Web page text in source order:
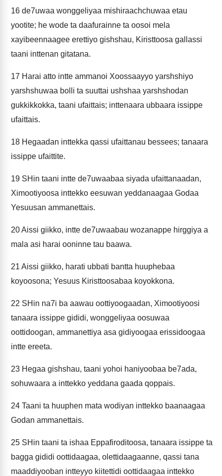
16 de7uwaa wonggeliyaa mishiraachchuwaa etau
yootite; he wode ta daafurainne ta oosoi mela
xayibeennaagee erettiyo gishshau, Kiristtoosa gallassi
taani inttenan gitatana.
17 Harai atto intte ammanoi Xoossaayyo yarshshiyo
yarshshuwaa bolli ta suuttai ushshaa yarshshodan
gukkikkokka, taani ufaittais; inttenaara ubbaara issippe
ufaittais.
18 Hegaadan inttekka qassi ufaittanau bessees; tanaara
issippe ufaittite.
19 SHin taani intte de7uwaabaa siyada ufaittanaadan,
Ximootiyoosa inttekko eesuwan yeddanaagaa Godaa
Yesuusan ammanettais.
20Aissi giikko, intte de7uwaabau wozanappe hirggiya a
mala asi harai ooninne tau baawa.
21 Aissi giikko, harati ubbati bantta huuphebaa
koyoosona; Yesuus Kiristtoosabaa koyokkona.
22 SHin na7i ba aawau oottiyoogaadan, Ximootiyoosi
tanaara issippe gididi, wonggeliyaa oosuwaa
oottidoogan, ammanettiya asa gidiyoogaa erissidoogaa
intte ereeta.
23 Hegaa gishshau, taani yohoi haniyoobaa be7ada,
sohuwaara a inttekko yeddana gaada qoppais.
24 Taani ta huuphen mata wodiyan inttekko baanaagaa
Godan ammanettais.
25 SHin taani ta ishaa Eppafiroditoosa, tanaara issippe ta
bagga gididi oottidaagaa, olettidaagaanne, qassi tana
maaddiyooban intteyyo kiitettidi oottidaagaa inttekko